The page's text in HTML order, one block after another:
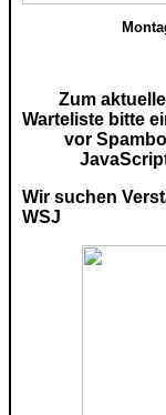
Zum
Warteliste bitte
vor
Wir suchen
WSJ